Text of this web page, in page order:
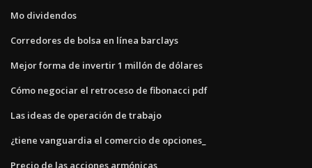
Mo dividendos
Corredores de bolsa en línea barclays
Mejor forma de invertir 1 millón de dólares
Cómo negociar el retroceso de fibonacci pdf
Las ideas de operación de trabajo
¿tiene vanguardia el comercio de opciones_
Precio de las acciones armónicas